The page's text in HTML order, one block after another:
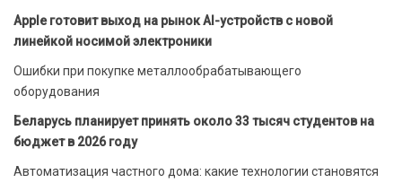
Apple готовит выход на рынок AI-устройств с новой
линейкой носимой электроники
Ошибки при покупке металлообрабатывающего
оборудования
Беларусь планирует принять около 33 тысяч студентов на
бюджет в 2026 году
Автоматизация частного дома: какие технологии становятся